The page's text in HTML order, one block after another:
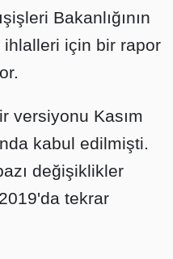
Bakanlığının
ihlalleri için bir rapor
versiyonu Kasım
kabul edilmişti.
değişiklikler
tekrar